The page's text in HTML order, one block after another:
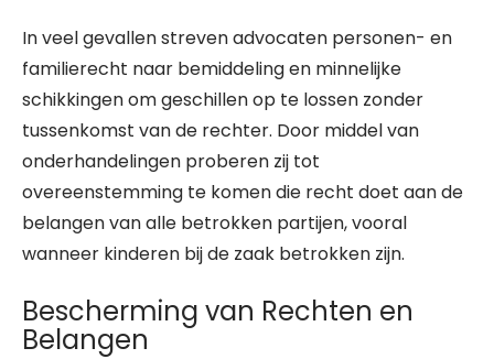
In veel gevallen streven advocaten personen- en
familierecht naar bemiddeling en minnelijke
schikkingen om geschillen op te lossen zonder
tussenkomst van de rechter. Door middel van
onderhandelingen proberen zij tot
overeenstemming te komen die recht doet aan de
belangen van alle betrokken partijen, vooral
wanneer kinderen bij de zaak betrokken zijn.
Bescherming van Rechten en
Belangen